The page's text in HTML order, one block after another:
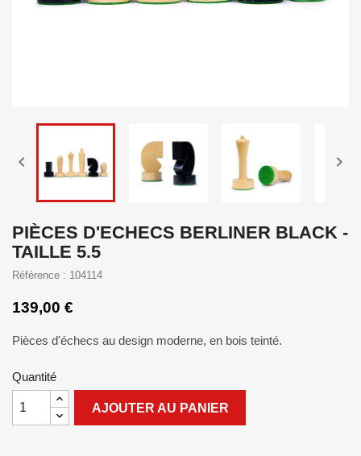
 
PIÈCES D'ECHECS BERLINER BLACK -
TAILLE 5.5
Référence : 104114
139,00 €
Pièces d'échecs au design moderne, en bois teinté.
Quantité
AJOUTER AU PANIER